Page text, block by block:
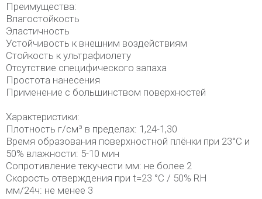
Преимущества:
Влагостойкость
Эластичность
Устойчивость к внешним воздействиям
Стойкость к ультрафиолету
Отсутствие специфического запаха
Простота нанесения
Применение с большинством поверхностей
Характеристики:
Плотность г/см³ в пределах: 1,24-1,30
Время образования поверхностной плёнки при 23°С и
50% влажности: 5-10 мин
Сопротивление текучести мм: не более 2
Скорость отверждения при t=23 °C / 50% RH
мм/24ч: не менее 3